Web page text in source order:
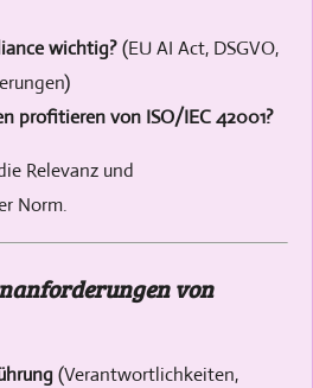
wichtig?(EU AI Act, DSGVO,
profitieren von ISO/IEC 42001?
Relevanz und
Norm.
von
(Verantwortlichkeiten,